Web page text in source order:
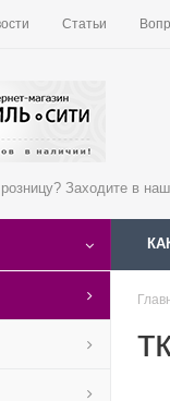
Статьи
Заходите в